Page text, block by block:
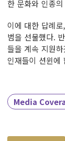
한 문화와 인종
이에 대한 답례
범을 선물했다.
들을 계속 지원
인재들이 션윈에
Media